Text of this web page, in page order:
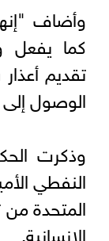
وأضاف
كما يفعل
تقديم
الوصول
وذكرت
النفطي
الإنسانية.